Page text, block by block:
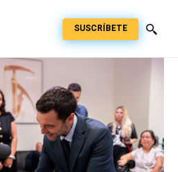
SUSCRÍBETE